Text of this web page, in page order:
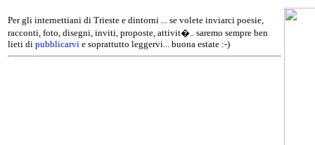
Per gli internettiani di Trieste e dintorni ... se volete inviarci poesie,
racconti, foto, disegni, inviti, proposte, attivit�.. saremo sempre ben
lieti di pubblicarvi e soprattutto leggervi... buona estate :-)